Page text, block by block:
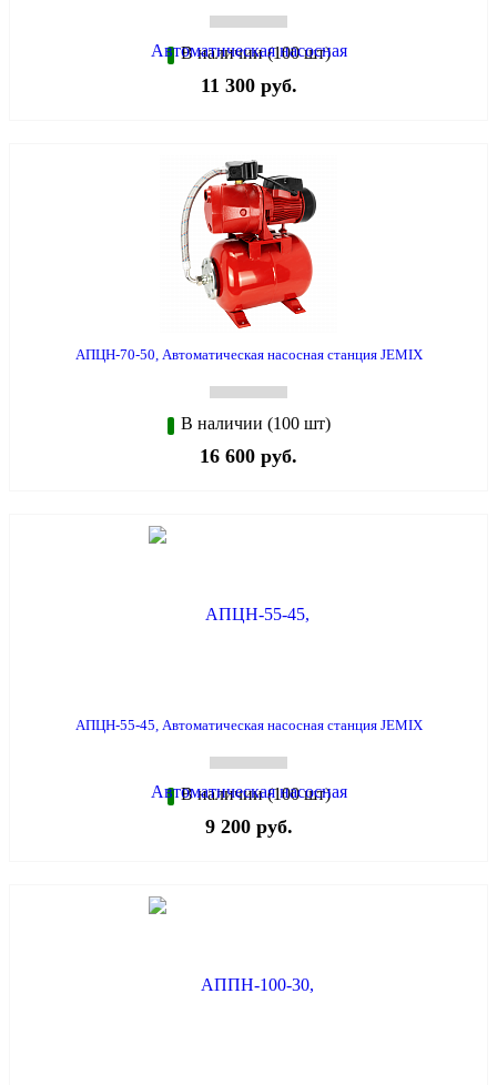
В наличии (100 шт)
11 300 руб.
АПЦН-70-50, Автоматическая насосная станция JEMIX
В наличии (100 шт)
16 600 руб.
АПЦН-55-45, Автоматическая насосная станция JEMIX
В наличии (100 шт)
9 200 руб.